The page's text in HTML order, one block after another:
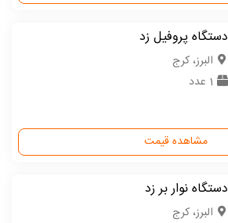
دستگاه پروفیل زد
البرز، کرج
1 عدد
مشاهده قیمت
دستگاه نوار بر زد
البرز، کرج